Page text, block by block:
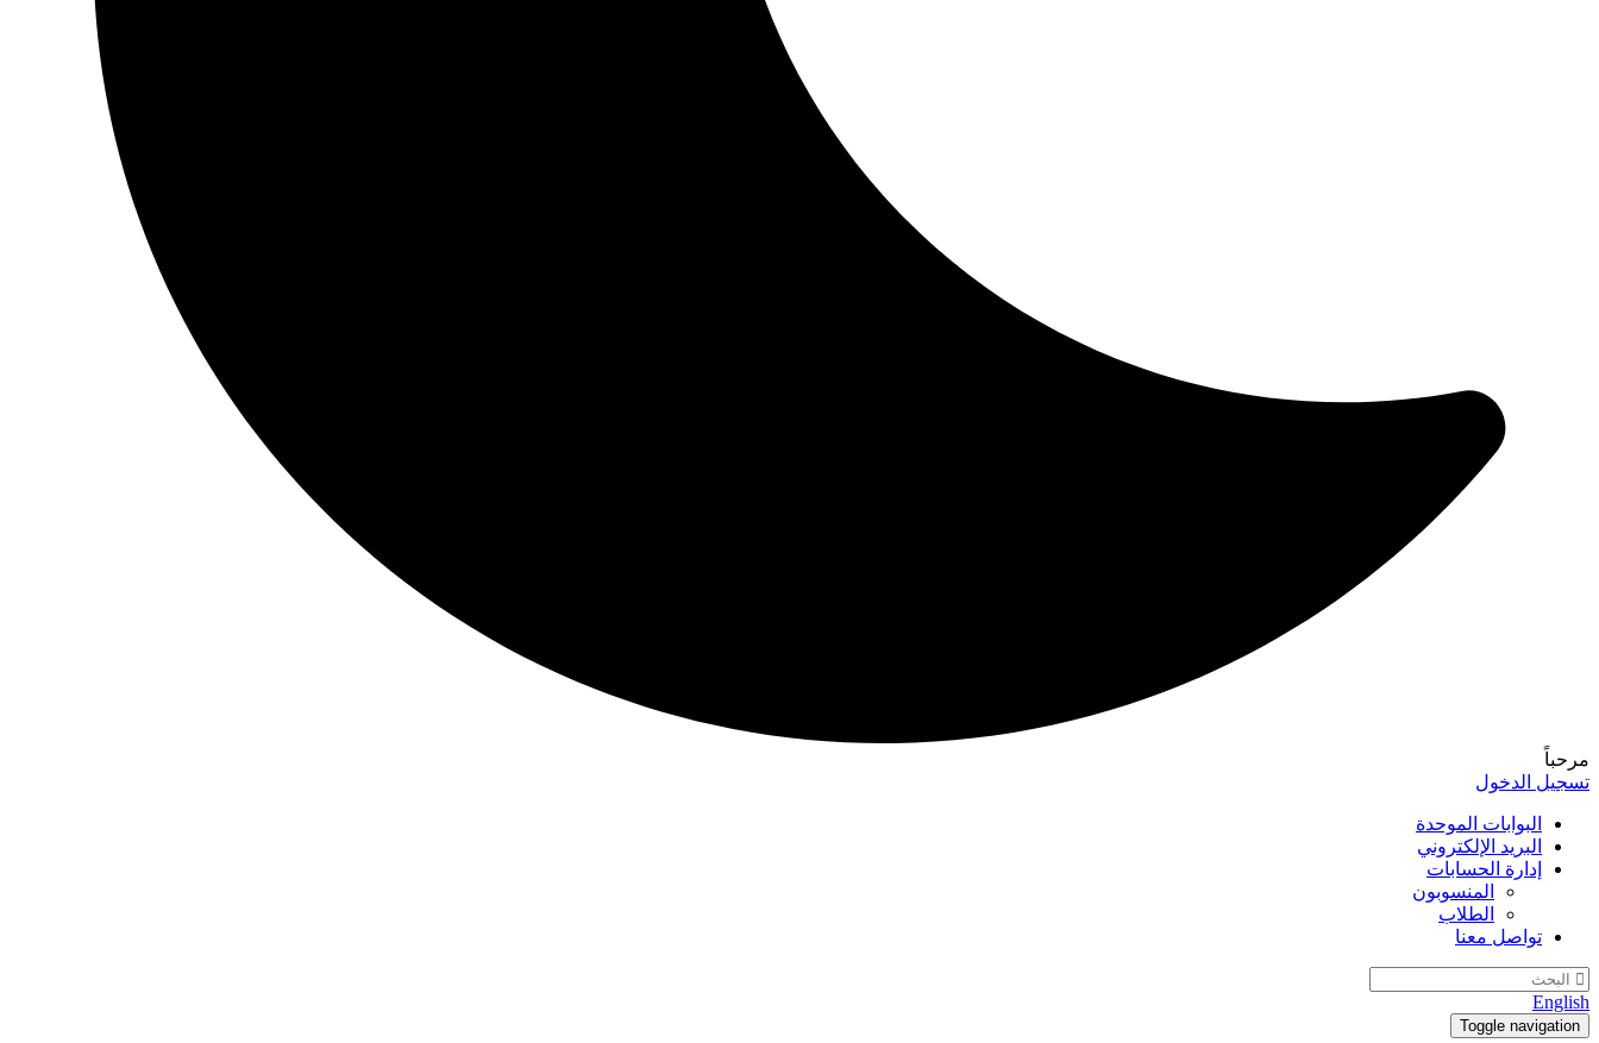
مرحباً
تسجيل الدخول
البوابات الموحدة
البريد الإلكتروني
إدارة الحسابات
المنسوبون
الطلاب
تواصل معنا
English
Toggle navigation